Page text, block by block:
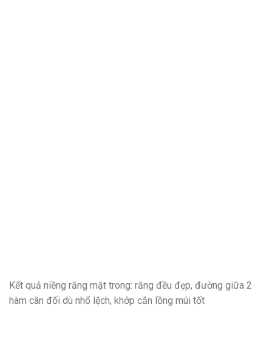
Kết quả niềng răng mặt trong: răng đều đẹp, đường giữa 2
hàm cân đối dù nhổ lệch, khớp cắn lồng múi tốt